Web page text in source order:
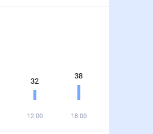
32
12:00
38
18:00